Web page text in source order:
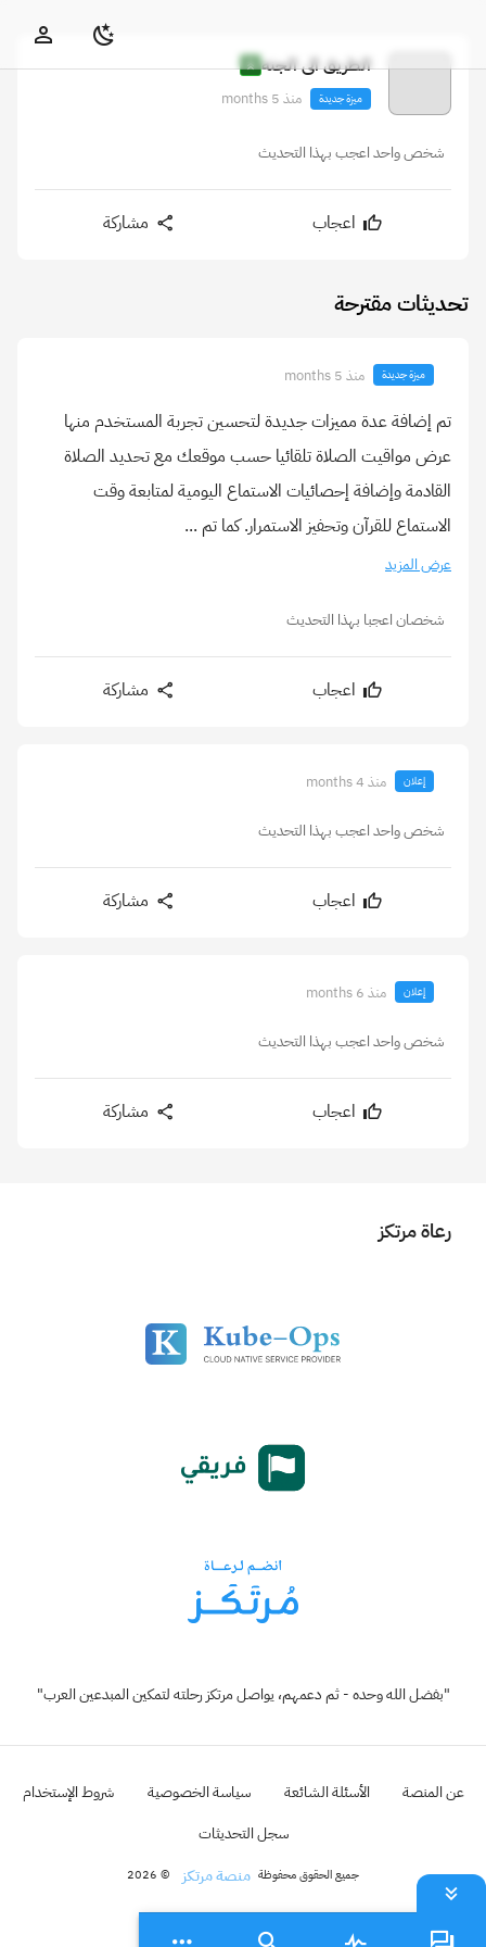
الطريق الى الجنه
ميزة جديدة منذ 5 months
شخص واحد اعجب بهذا التحديث
اعجاب مشاركة
تحديثات مقترحة
ميزة جديدة منذ 5 months
تم إضافة عدة مميزات جديدة لتحسين تجربة المستخدم منها
عرض مواقيت الصلاة تلقائيا حسب موقعك مع تحديد الصلاة
القادمة وإضافة إحصائيات الاستماع اليومية لمتابعة وقت
الاستماع للقرآن وتحفيز الاستمرار. كما تم ...
عرض المزيد
شخصان اعجبا بهذا التحديث
اعجاب مشاركة
إعلان منذ 4 months
شخص واحد اعجب بهذا التحديث
اعجاب مشاركة
إعلان منذ 6 months
شخص واحد اعجب بهذا التحديث
اعجاب مشاركة
رعاة مرتكز
"بفضل الله وحده - ثم دعمهم، يواصل مرتكز رحلته لتمكين المبدعين العرب"
عن المنصة الأسئلة الشائعة سياسة الخصوصية
شروط الإستخدام
سجل التحديثات
جميع الحقوق محفوظة منصة مرتكز © 2026